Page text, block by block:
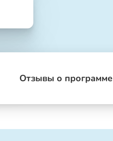
Отзывы о программе